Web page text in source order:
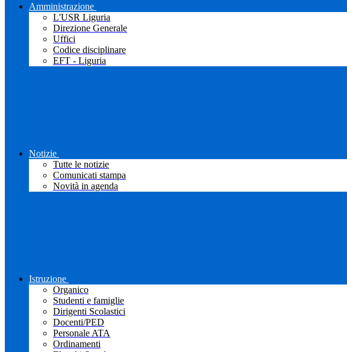
Amministrazione
L'USR Liguria
Direzione Generale
Uffici
Codice disciplinare
EFT - Liguria
Notizie
Tutte le notizie
Comunicati stampa
Novità in agenda
Istruzione
Organico
Studenti e famiglie
Dirigenti Scolastici
Docenti/PED
Personale ATA
Ordinamenti